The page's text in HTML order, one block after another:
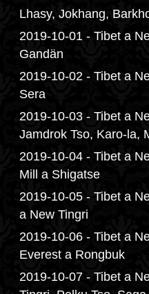
Lhasy, Jokhang,
2019-10-01 - Tibet a
Gandän
2019-10-02 - Tibet a
Sera
2019-10-03 - Tibet a
Jamdrok Tso, Karo-la,
2019-10-04 - Tibet a
Mill a Shigatse
2019-10-05 - Tibet a
a New Tingri
2019-10-06 - Tibet a
Everest a Rongbuk
2019-10-07 - Tibet a